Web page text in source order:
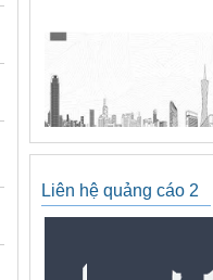
Liên hệ quảng cáo 2